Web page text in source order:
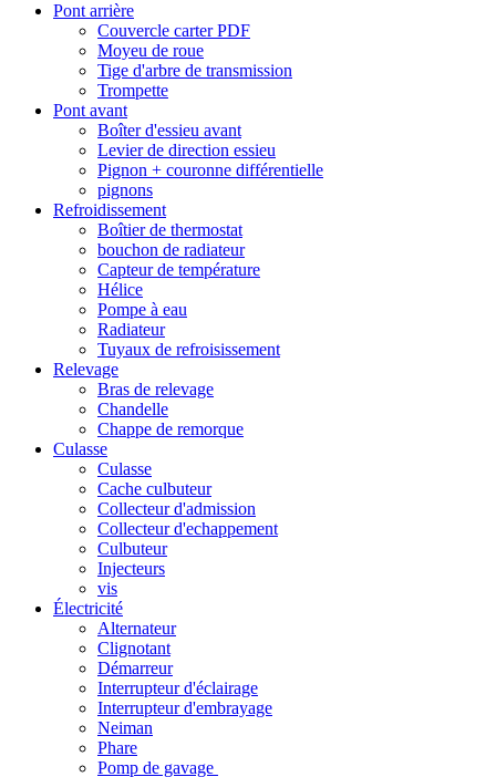
Pont arrière
Couvercle carter PDF
Moyeu de roue
Tige d'arbre de transmission
Trompette
Pont avant
Boîter d'essieu avant
Levier de direction essieu
Pignon + couronne différentielle
pignons
Refroidissement
Boîtier de thermostat
bouchon de radiateur
Capteur de température
Hélice
Pompe à eau
Radiateur
Tuyaux de refroisissement
Relevage
Bras de relevage
Chandelle
Chappe de remorque
Culasse
Culasse
Cache culbuteur
Collecteur d'admission
Collecteur d'echappement
Culbuteur
Injecteurs
vis
Électricité
Alternateur
Clignotant
Démarreur
Interrupteur d'éclairage
Interrupteur d'embrayage
Neiman
Phare
Pomp de gavage